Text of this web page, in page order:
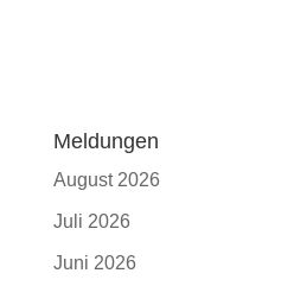
Meldungen
August 2026
Juli 2026
Juni 2026